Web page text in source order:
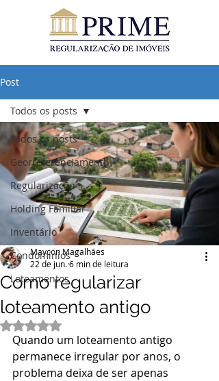
Post
Todos os posts
Georreferenciamento
Regularização
Holding Familiar
Inventário
Condomínios
Loteamentos
Todos os posts
Como regularizar
loteamento antigo
Maycon Magalhães
22 de jun.6 min de leitura
Avaliado com NaN de 5 estrelas.
Quando um loteamento antigo
permanece irregular por anos, o
problema deixa de ser apenas